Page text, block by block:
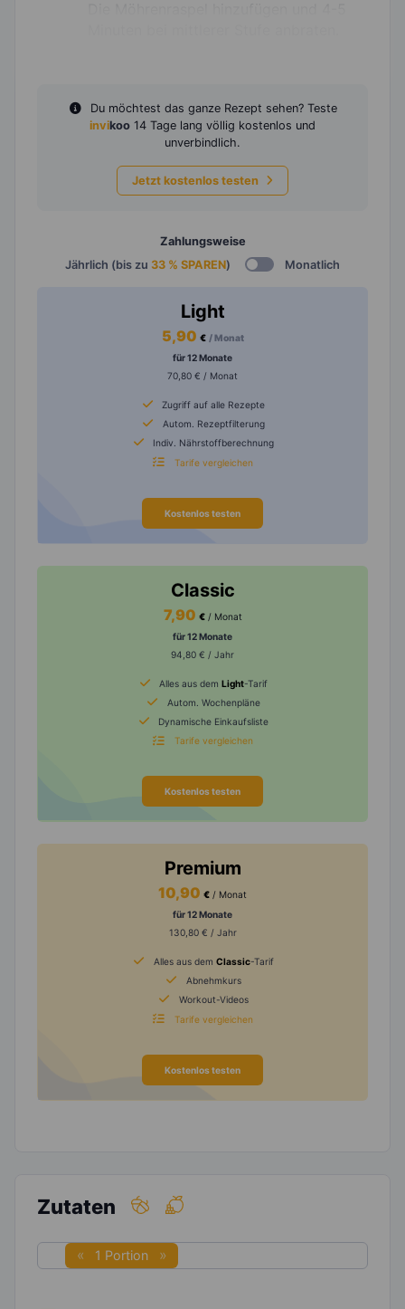
Du möchtest das ganze Rezept sehen? Teste
invikoo 14 Tage lang völlig kostenlos und
unverbindlich.
Jetzt kostenlos testen
Zahlungsweise
Jährlich (bis zu 33 % SPAREN) Monatlich
Light
5,90 € / Monat
für 12 Monate
70,80 € / Monat
Zugriff auf alle Rezepte
Autom. Rezeptfilterung
Indiv. Nährstoffberechnung
Tarife vergleichen
Kostenlos testen
Classic
7,90 € / Monat
für 12 Monate
94,80 € / Jahr
Alles aus dem Light-Tarif
Autom. Wochenpläne
Dynamische Einkaufsliste
Tarife vergleichen
Kostenlos testen
Premium
10,90 € / Monat
für 12 Monate
130,80 € / Jahr
Alles aus dem Classic-Tarif
Abnehmkurs
Workout-Videos
Tarife vergleichen
Kostenlos testen
Zutaten
1 Portion